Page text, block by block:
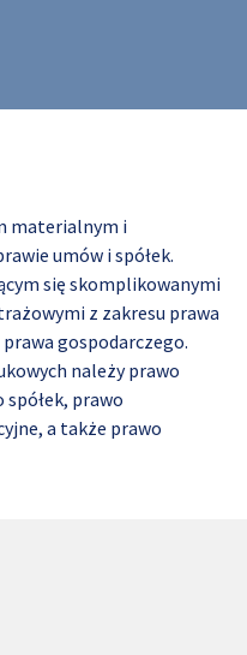
materialnym i
umów i spółek.
się skomplikowanymi
z zakresu prawa
gospodarczego.
należy prawo
prawo
a także prawo